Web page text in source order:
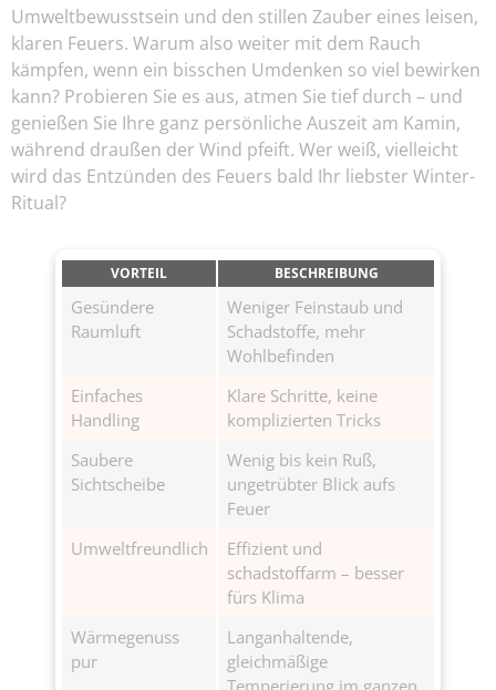
Umweltbewusstsein und den stillen Zauber eines leisen,
klaren Feuers. Warum also weiter mit dem Rauch
kämpfen, wenn ein bisschen Umdenken so viel bewirken
kann? Probieren Sie es aus, atmen Sie tief durch – und
genießen Sie Ihre ganz persönliche Auszeit am Kamin,
während draußen der Wind pfeift. Wer weiß, vielleicht
wird das Entzünden des Feuers bald Ihr liebster Winter-
Ritual?
VORTEIL BESCHREIBUNG
Gesündere
Raumluft
Weniger Feinstaub und
Schadstoffe, mehr
Wohlbefinden
Einfaches
Handling
Klare Schritte, keine
komplizierten Tricks
Saubere
Sichtscheibe
Wenig bis kein Ruß,
ungetrübter Blick aufs
Feuer
Umweltfreundlich
Effizient und
schadstoffarm – besser
fürs Klima
Wärmegenuss
pur
Langanhaltende,
gleichmäßige
Temperierung im ganzen